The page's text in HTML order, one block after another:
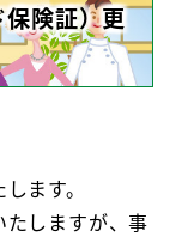
険証）更
ます。
しますが、事